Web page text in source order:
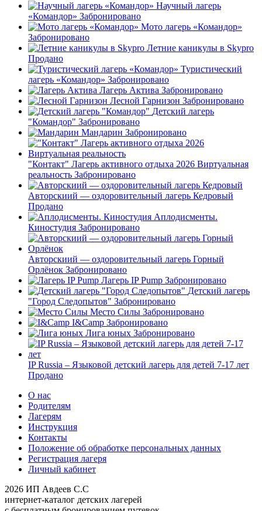
Научный лагерь
«Командор» Забронировано
Мото лагерь «Командор»
Забронировано
Летние каникулы в Skypro
Продано
Туристический
лагерь «Командор» Забронировано
Лагерь Актива Забронировано
Лесной Гарнизон Забронировано
Детский лагерь
"Командор" Забронировано
Мандарин Забронировано
"Контакт" Лагерь активного отдыха 2026 Виртуальная
реальность Забронировано
Авторскиий — оздоровительный лагерь Кедровый
Продано
Аплодисменты.
Киностудия Забронировано
Авторскиий — оздоровительный лагерь Горный
Орлёнок Забронировано
Лагерь IP Pump Забронировано
Детский лагерь
"Город Следопытов" Забронировано
Место Силы Забронировано
I&Camp Забронировано
Лига юных Забронировано
IP Russia – Языковой детский лагерь для детей 7-17 лет
Продано
О нас
Родителям
Лагерям
Инструкция
Контакты
Положение об обработке персональных данных
Регистрация лагеря
Личный кабинет
2026 ИП Авдеев С.С
интернет-каталог детских лагерей